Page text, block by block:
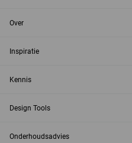
Over
Inspiratie
Kennis
Design Tools
Onderhoudsadvies